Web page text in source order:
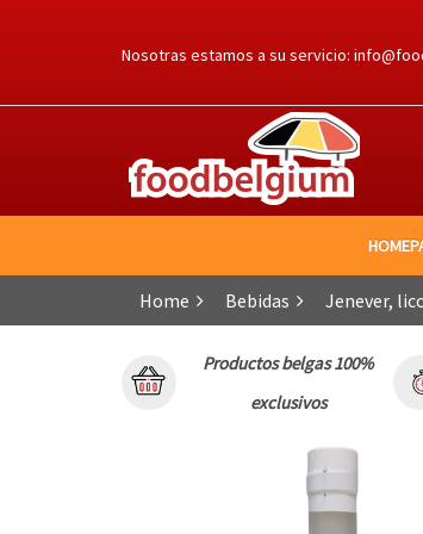
de
Nosotras estamos a su servicio:
Home Bebidas Jenever,
Productos belgas 100%
exclusivos